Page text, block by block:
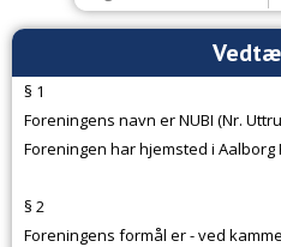
§ 1
Foreningens navn er NUBI (Nr.
Foreningen har hjemsted i Aalborg
§ 2
Foreningens formål er - ved